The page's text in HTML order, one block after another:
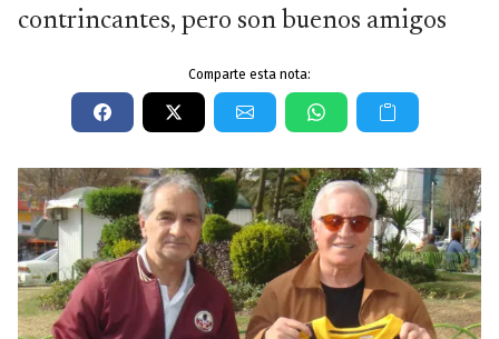
contrincantes, pero son buenos amigos
Comparte esta nota: